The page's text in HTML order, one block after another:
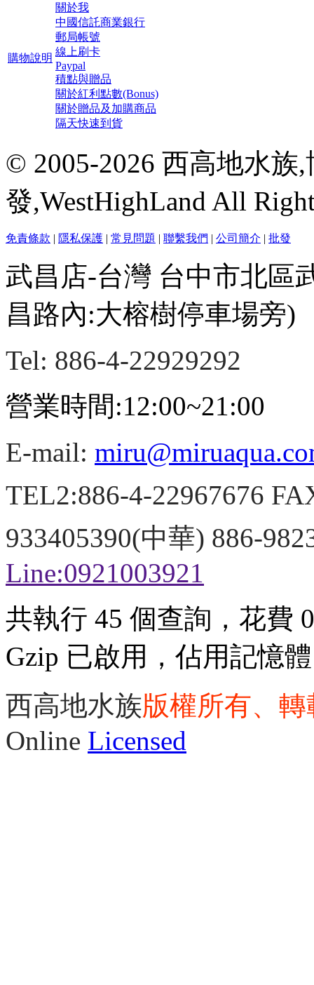
購物說明
關於我
中國信託商業銀行
郵局帳號
線上刷卡
Paypal
積點與贈品
關於紅利點數(Bonus)
關於贈品及加購商品
隔天快速到貨
© 2005-2026 西高地水族
發,WestHighLand All
免責條款 | 隱私保護 | 常見問題 | 聯繫我們 | 公司簡介 | 批發
武昌店-台灣 台中市北區
昌路內:大榕樹停車場旁)
Tel: 886-4-22929292
營業時間:12:00~21:00
E-mail:
TEL2:886-4-22967676
933405390(中華) 886-
Line:0921003921
共執行 45 個查詢，花費
Gzip 已啟用，佔用記憶
西高地水族版權所有、
Online Licensed